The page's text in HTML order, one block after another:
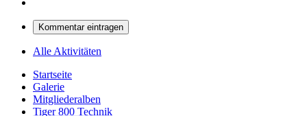
Kommentar eintragen
Alle Aktivitäten
Startseite
Galerie
Mitgliederalben
Tiger 800 Technik